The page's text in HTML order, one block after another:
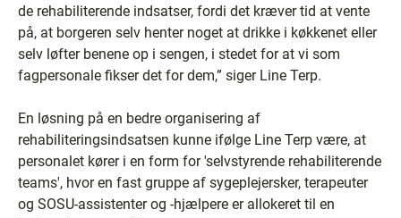
de rehabiliterende indsatser, fordi det kræver tid at vente
på, at borgeren selv henter noget at drikke i køkkenet eller
selv løfter benene op i sengen, i stedet for at vi som
fagpersonale fikser det for dem,” siger Line Terp.
En løsning på en bedre organisering af
rehabiliteringsindsatsen kunne ifølge Line Terp være, at
personalet kører i en form for 'selvstyrende rehabiliterende
teams', hvor en fast gruppe af sygeplejersker, terapeuter
og SOSU-assistenter og -hjælpere er allokeret til en